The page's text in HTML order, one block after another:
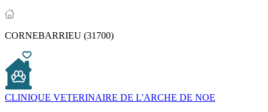
CORNEBARRIEU (31700)
CLINIQUE VETERINAIRE DE L'ARCHE DE NOE